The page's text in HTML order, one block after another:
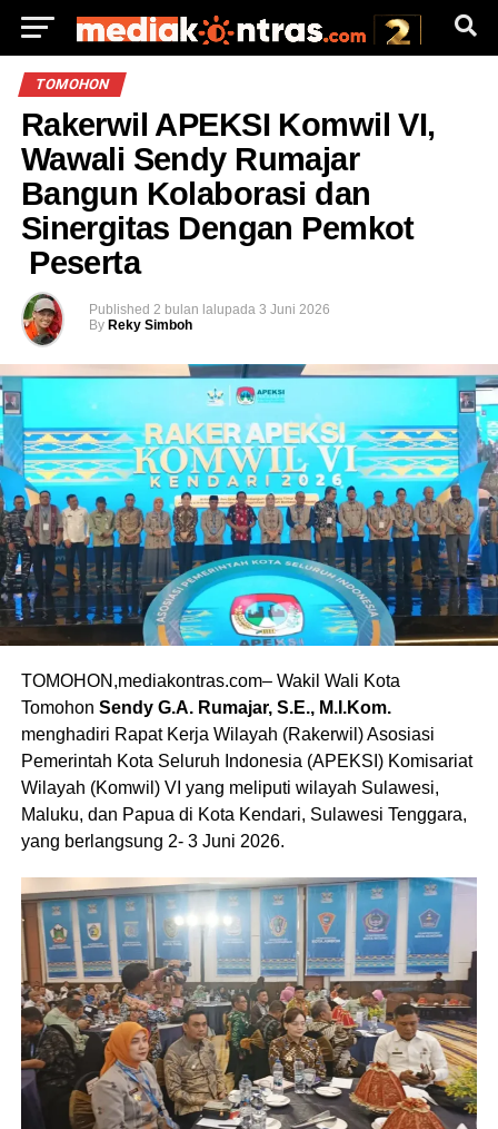
TOMOHON
Rakerwil APEKSI Komwil VI,
Wawali Sendy Rumajar
Bangun Kolaborasi dan
Sinergitas Dengan Pemkot
Peserta
Published 2 bulan lalupada 3 Juni 2026
By Reky Simboh
TOMOHON,mediakontras.com– Wakil Wali Kota
Tomohon Sendy G.A. Rumajar, S.E., M.I.Kom.
menghadiri Rapat Kerja Wilayah (Rakerwil) Asosiasi
Pemerintah Kota Seluruh Indonesia (APEKSI) Komisariat
Wilayah (Komwil) VI yang meliputi wilayah Sulawesi,
Maluku, dan Papua di Kota Kendari, Sulawesi Tenggara,
yang berlangsung 2- 3 Juni 2026.